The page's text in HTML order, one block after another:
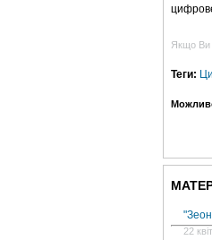
Якщо Ви
Теги:
22